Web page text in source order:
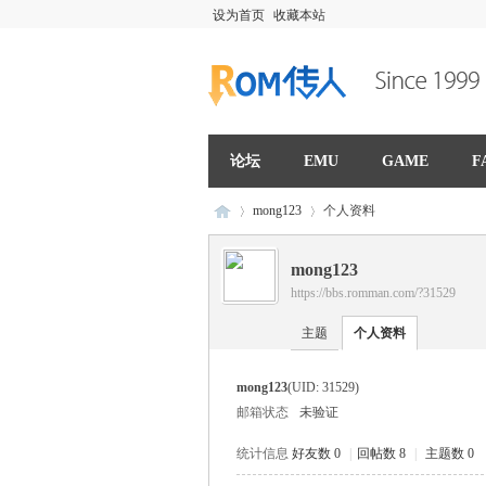
设为首页 收藏本站
论坛 EMU GAME
›
mong123
›
个人资料
mong123
https://bbs.romman.com/?31529
主题 个人资料
mong123(UID: 31529)
邮箱状态
未验证
统计信息 好友数 0 回帖数 8 主题数 0